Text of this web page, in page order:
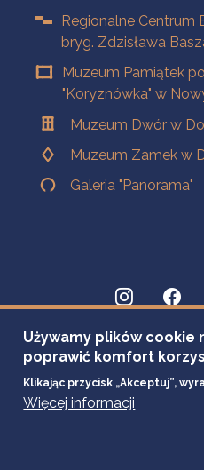
Regionalne Centrum
bryg. Zdzisława
Muzeum Pamiątek
"Koryznówka" w
Muzeum Dwór w
Muzeum Zamek w
Galeria "Panorama"
Używamy plików cookie
poprawić komfort
Klikając przycisk „Akceptuj”,
Więcej informacji